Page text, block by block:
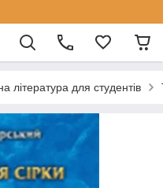
література для студентів